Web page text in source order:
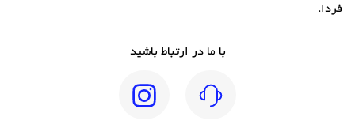
فردا.
با ما در ارتباط باشید